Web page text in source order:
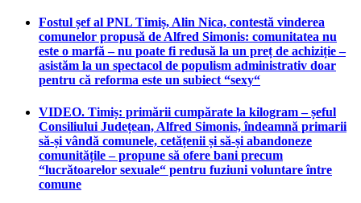
Fostul șef al PNL Timiș, Alin Nica, contestă vinderea
comunelor propusă de Alfred Simonis: comunitatea nu
este o marfă – nu poate fi redusă la un preț de achiziție –
asistăm la un spectacol de populism administrativ doar
pentru că reforma este un subiect “sexy“
VIDEO. Timiș: primării cumpărate la kilogram – șeful
Consiliului Județean, Alfred Simonis, îndeamnă primarii
să-și vândă comunele, cetățenii și să-și abandoneze
comunitățile – propune să ofere bani precum
“lucrătoarelor sexuale“ pentru fuziuni voluntare între
comune